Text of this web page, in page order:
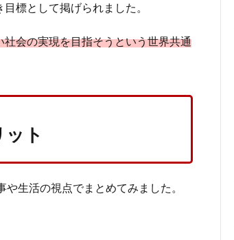
標として掲げられました。
会の実現を目指そうという世界共通
ト
生活の視点でまとめてみました。